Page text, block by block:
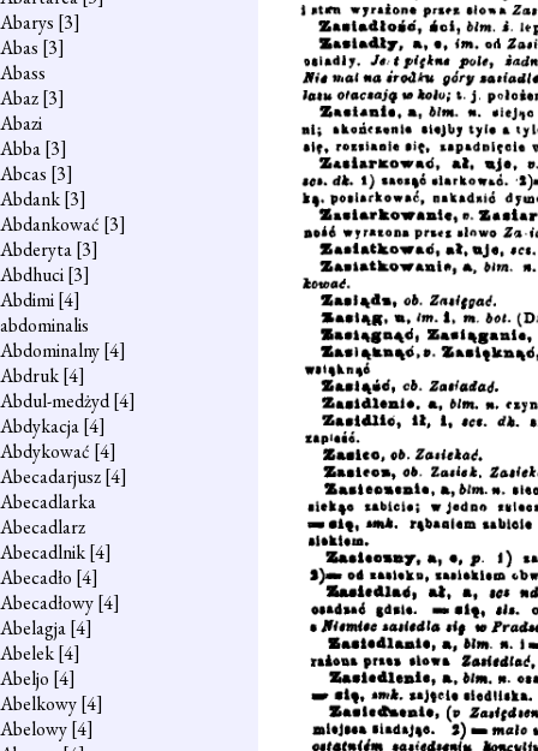
Abarys [3]
Abas [3]
Abass
Abaz[3]
Abazi
Abba[3]
Abcas [3]
Abdank[3]
Abdankować [3]
Abderyta[3]
Abdhuci[3]
Abdimi[4]
abdominalis
Abdominalny[4]
Abdruk[4]
Abdul-medżyd[4]
Abdykacja[4]
Abdykować [4]
Abecadarjusz[4]
Abecadlarka
Abecadlarz
Abecadlnik[4]
Abecadło [4]
Abecadłowy[4]
Abelagja[4]
Abelek[4]
Abeljo [4]
Abelkowy[4]
Abelowy[4]